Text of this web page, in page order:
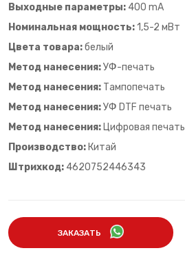
Выходные параметры: 400 mA
Номинальная мощность:1,5-2 мВт
Цвета товара:белый
Метод нанесения:УФ-печать
Метод нанесения: Тампопечать
Метод нанесения:УФ DTF печать
Метод нанесения: Цифровая печать
Производство: Китай
Штрихкод: 4620752446343
ЗАКАЗАТЬ